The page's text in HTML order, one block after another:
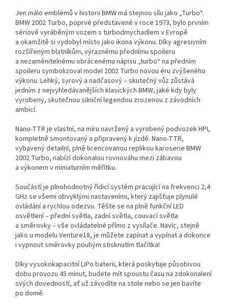
Jen málo emblémů v historii BMW má stejnou sílu jako „Turbo“.
BMW 2002 Turbo, poprvé představené v roce 1973, bylo prvním
sériově vyráběným vozem s turbodmychadlem v Evropě
a okamžitě si vydobyl místo jako ikona výkonu. Díky agresivním
rozšířeným blatníkům, výraznému přednímu spoileru
a nezaměnitelnému obrácenému nápisu „turbo“ na předním
spoileru symbolizoval model 2002 Turbo novou éru zvýšeného
výkonu. Lehký, syrový a nadčasový – skutečný vůz zůstává
jedním z nejvyhledávanějších klasických BMW, jaké kdy byly
vyrobeny, skutečnou silniční legendou zrozenou z závodních
ambicí.
Nano-TTR je vlastní, na míru navržený a vyrobený podvozek HPI,
kompletně smontovaný a připravený k jízdě. Nano-TTR,
vybavený detailní, plně licencovanou replikou karoserie BMW
2002 Turbo, nabízí dokonalou rovnováhu mezi zábavou
a výkonem v miniaturním měřítku.
Součástí je plnohodnotný řídicí systém pracující na frekvenci 2,4
GHz se všemi obvyklými nastaveními, který zajišťuje plynulé
ovládání a rychlou odezvu. Těšte se na plně funkční LED
osvětlení – přední světla, zadní světla, couvací světla
a směrovky – vše ovládatelné přímo z vysílače. Navíc, stejně
jako u modelu Venture18, je můžete zapínat a vypínat a dokonce
i vypnout směrovky pouhým stisknutím tlačítka!
Díky vysokokapacitní LiPo baterii, která poskytuje působivou
dobu provozu 45 minut, budete mít spoustu času na zdokonalení
svých dovedností, ať už závodíte na stole nebo se jen bavíte
po domě.